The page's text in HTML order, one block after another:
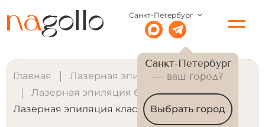
Санкт-Петербург
Санкт-Петербург
— ваш город?
Выбрать город
Главная
Лазерная эпиляция для женщин
Лазерная эпиляция бикини
Лазерная эпиляция классического бикини